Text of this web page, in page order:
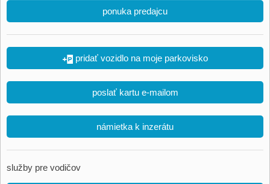
ponuka predajcu
pridať vozidlo na moje parkovisko
poslať kartu e-mailom
námietka k inzerátu
služby pre vodičov